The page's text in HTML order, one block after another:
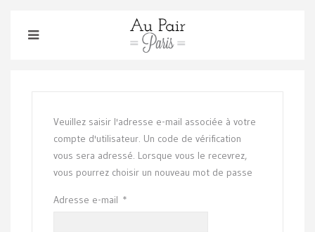
Veuillez saisir l'adresse e-mail associée à votre
compte d'utilisateur. Un code de vérification
vous sera adressé. Lorsque vous le recevrez,
vous pourrez choisir un nouveau mot de passe
Adresse e-mail *